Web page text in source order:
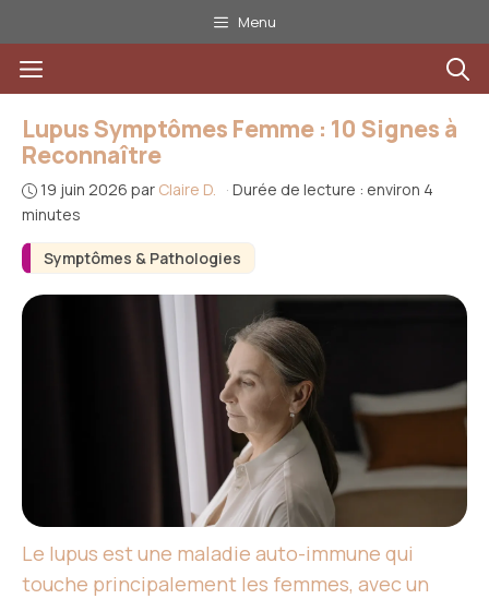
au
contenu
Menu
Menu
Symptômes & Pathologies
Lupus Symptômes Femme : 10 Signes à
Reconnaître
19 juin 2026 par Claire D. · Durée de lecture : environ 4
minutes
Le lupus est une maladie auto-immune qui
touche principalement les femmes, avec un